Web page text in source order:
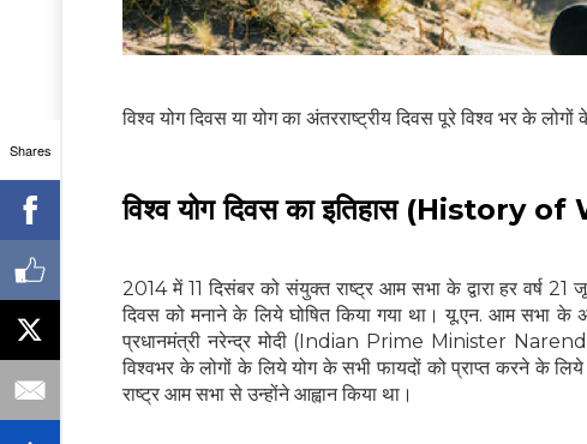
विश्व योग दिवस या योग का अंतरराष्ट्रीय दिवस पूरे विश्व भर के
विश्व योग दिवस का इतिहास (History
2014 में 11 दिसंबर को संयुक्त राष्ट्र आम सभा के द्वारा हर वर्ष 21
दिवस को मनाने के लिये घोषित किया गया था। यू.एन. आम सभा
प्रधानमंत्री नरेन्द्र मोदी (Indian Prime Minister
विश्वभर के लोगों के लिये योग के सभी फायदों को प्राप्त करने के
राष्ट्र आम सभा से उन्होंने आह्वान किया था।
Shares